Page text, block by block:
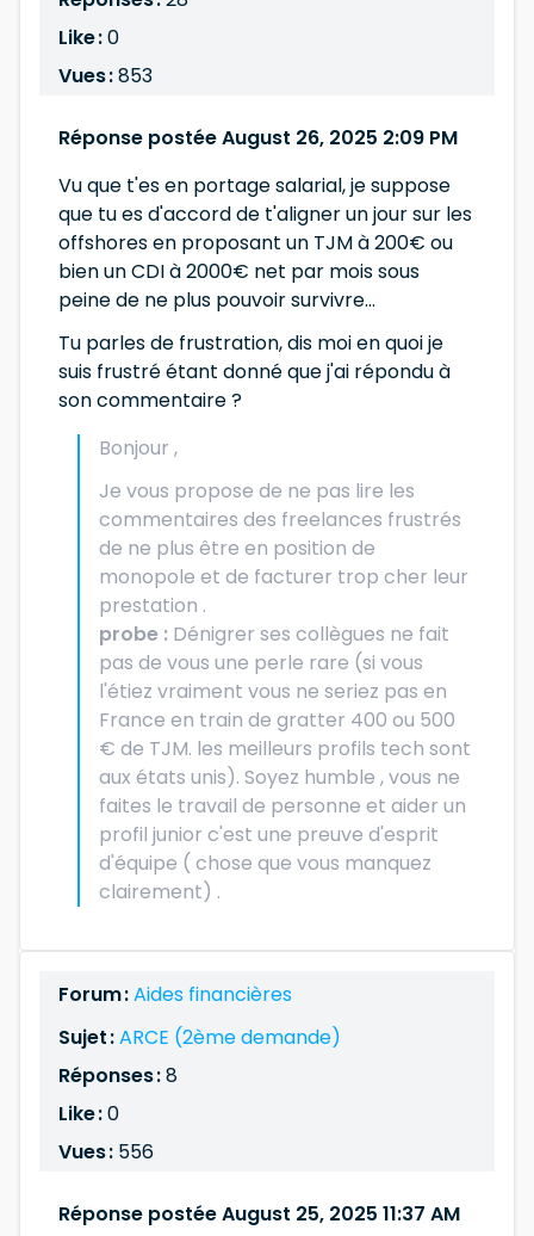
Like :0
Vues :853
Réponse postée August 26, 2025 2:09 PM
Vu que t'es en portage salarial, je suppose
que tu es d'accord de t'aligner un jour sur les
offshores en proposant un TJM à 200€ ou
bien un CDI à 2000€ net par mois sous
peine de ne plus pouvoir survivre...
Tu parles de frustration, dis moi en quoi je
suis frustré étant donné que j'ai répondu à
son commentaire ?
Bonjour ,
Je vous propose de ne pas lire les
commentaires des freelances frustrés
de ne plus être en position de
monopole et de facturer trop cher leur
prestation .
probe : Dénigrer ses collègues ne fait
pas de vous une perle rare (si vous
l'étiez vraiment vous ne seriez pas en
France en train de gratter 400 ou 500
€ de TJM. les meilleurs profils tech sont
aux états unis). Soyez humble , vous ne
faites le travail de personne et aider un
profil junior c'est une preuve d'esprit
d'équipe ( chose que vous manquez
clairement) .
Forum :Aides financières
Sujet :ARCE (2ème demande)
Réponses :8
Like :0
Vues : 556
Réponse postée August 25, 2025 11:37 AM